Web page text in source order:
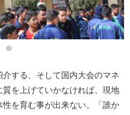
する、そして国内大会のマネ
を上げていかなければ、現地
を育む事が出来ない。「誰か